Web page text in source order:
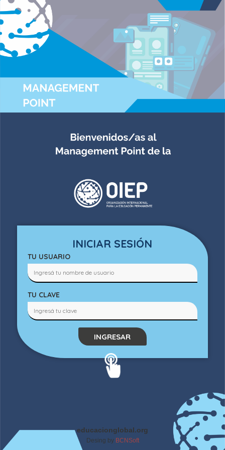
INICIAR SESIÓN
TU USUARIO
TU CLAVE
INGRESAR
educacionglobal.org
Desing by BCNSoft